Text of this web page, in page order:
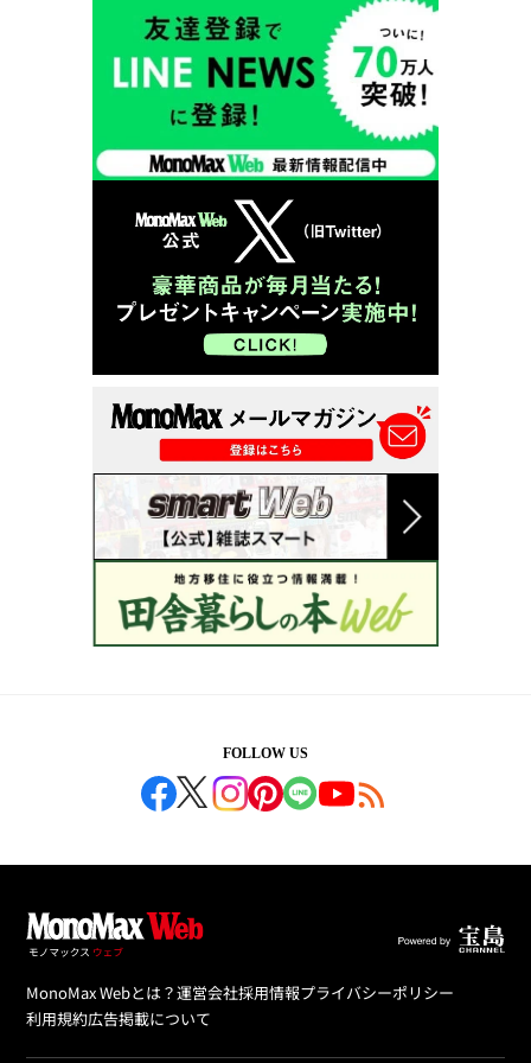
FOLLOW US
MonoMax Webとは？運営会社採用情報プライバシーポリシー
利用規約広告掲載について